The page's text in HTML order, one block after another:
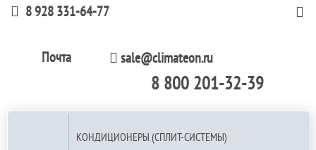
8 928 331-64-77
Почта sale@climateon.ru
8 800 201-32-39
КОНДИЦИОНЕРЫ (СПЛИТ-СИСТЕМЫ)